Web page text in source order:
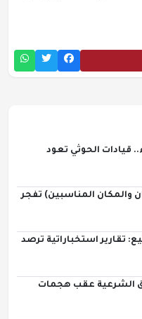
قيادات الحوثي تعود
والمكان المناسبين) تفجر
تقارير استخباراتية ترصد
الشرعية عقب هجمات